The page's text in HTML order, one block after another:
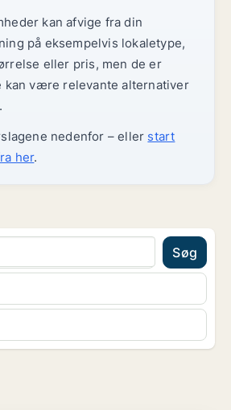
kan afvige fra din
på eksempelvis lokaletype,
eller pris, men de er
kan være relevante alternativer
nedenfor – eller start
her.
Søg